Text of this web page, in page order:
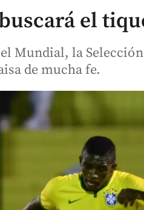
el
Mundial, la
de mucha fe.